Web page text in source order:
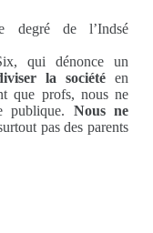
degré de l’Indsé
qui dénonce un
la sociétéen
que profs, nous ne
publique. Nous ne
pas des parents